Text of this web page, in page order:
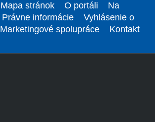
Mapa stránok O portáli
Na
Právne informácie
Vyhlásenie o
Marketingové spolupráce Kontakt